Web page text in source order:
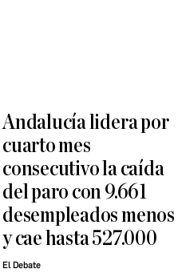
Andalucía lidera por
cuarto mes
consecutivo la caída
del paro con 9.661
desempleados menos
y cae hasta 527.000
El Debate